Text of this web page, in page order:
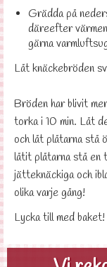
Grädda på
däreefter
gärna
Låt knäckebröden
Bröden har blivit
torka i 10 min. Låt
och låt plåtarna stå
låtit plåtarna stå en
jätteknäckiga och
olika varje gång!
Lycka till med baket!